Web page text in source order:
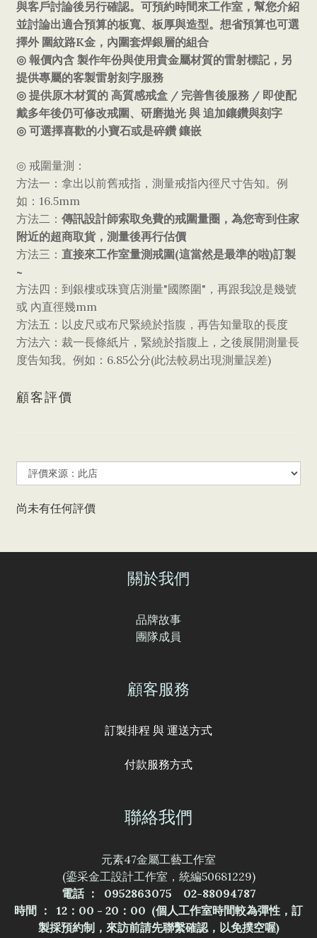
與客戶討論後另行確認。可預約時間來工作室，幫您介紹
並討論出適合預算的板寬、板厚與造型。想省預算也可選
擇外 圍紋路K金，內圍套焊銀層的組合
◎ 報價內含 製作年份與使用貴金屬材質的雷射標記，另
提供專屬的客製雷射刻字服務
◎ 提供原木材質的 高質感戒盒 / 完善售後服務 / 即使配
戴多年後仍可修改戒圍、研磨拋光 與 追加鑲鑽與刻字
◎ 可選擇喜歡的小寶石或是碎鑽 鑲嵌
◎ 戒圍量測：
方法一：拿出以前舊戒指，測量戒指內徑尺寸告知。例
如： 16.5mm
方法二： 傳訊設計師索取免費的戒圍量圈，為您寄到住家
附近的超商取貨，測量後再行估價
方法三： 直接來工作室量測戒圍(這當然是最準的啦)訂製
~
方法四：到銀樓或珠寶店測量"國際圍 " ，再跟我說是幾號
或 內直徑幾mm
方法五：以皮尺或布尺緊繞於指腹，再告知量取的長度
方法六：裁一長條紙片，緊繞於指腹上，之後展開測量長
度告知我。例如： 6.85公分(此法較易出現測量誤差)
顧客評價
尚未有任何評價
關於我們
品牌故事
團隊成員
顧客服務
訂製排程 與 運送方式
付款服務方式
聯絡我們
元素47金屬工藝工作室
(鎏采金工設計工作室，統編50681229)
電話 ： 0952863075 02-88094787
時間 ： 12：00 - 20：00 (個人工作室時間較為彈性，訂
製採預約制，來訪前請先聯繫確認，以免撲空喔)